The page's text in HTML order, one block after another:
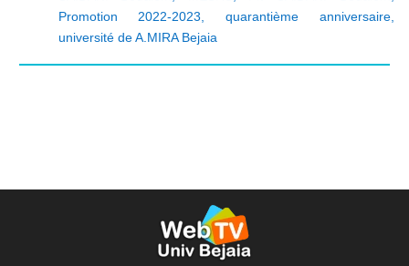
Promotion 2022-2023
quarantième anniversaire,
université de A.MIRA Bejaia